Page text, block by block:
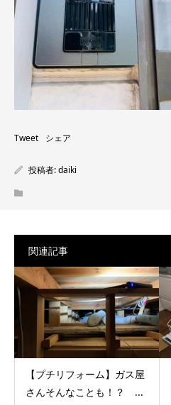
Tweet シェア
投稿者:daiki
関連記事
【プチリフォーム】ガス屋
さんそんなことも！？ ...